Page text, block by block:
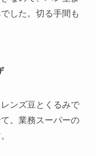
した。切る手間も
ンズ豆とくるみで
。業務スーパーの